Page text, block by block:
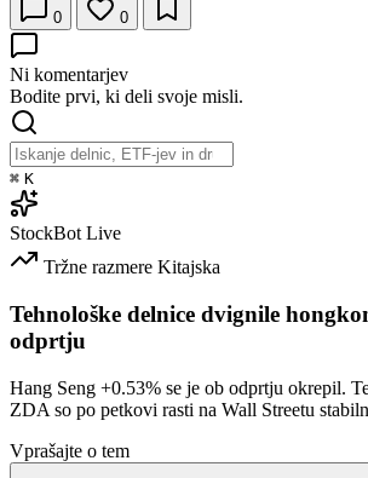
0 0
Ni komentarjev
Bodite prvi, ki deli svoje misli.
⌘ K
StockBot Live
Tržne razmere Kitajska
Tehnološke delnice dvignile
odprtju
Hang Seng +0.53% se je ob odprtju okrepil.
ZDA so po petkovi rasti na Wall Streetu
Vprašajte o tem